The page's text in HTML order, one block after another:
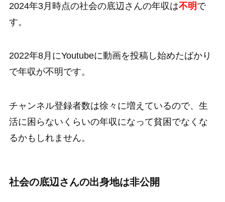
2024年3月時点の社会の底辺さんの年収は不明 で
す。
2022年8月にYoutubeに動画を投稿し始めたばかり
で年収が不明です。
チャンネル登録者数は徐々に増えているので、生
活に困らないくらいの年収になって貧困でなくな
るかもしれません。
社会の底辺さんの出身地は非公開